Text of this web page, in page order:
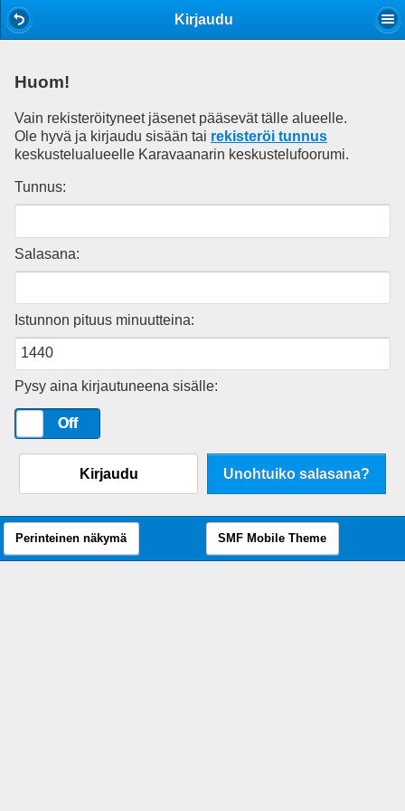
Kirjaudu
Huom!
Vain rekisteröityneet jäsenet pääsevät tälle alueelle.
Ole hyvä ja kirjaudu sisään tai rekisteröi tunnus
keskustelualueelle Karavaanarin keskustelufoorumi.
Tunnus:
Salasana:
Istunnon pituus minuutteina:
Pysy aina kirjautuneena sisälle:
Off
Kirjaudu Unohtuiko salasana?
Perinteinen näkymä SMF Mobile Theme